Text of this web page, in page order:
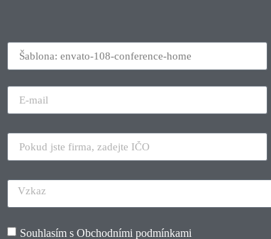
Souhlasím s Obchodními podmínkami